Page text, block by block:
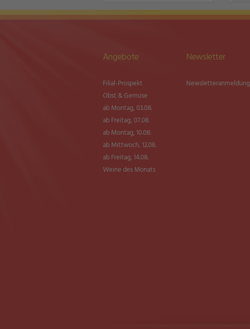
Angebote
Filial-Prospekt
Obst & Gemüse
ab Montag, 03.08.
ab Freitag, 07.08.
ab Montag, 10.08.
ab Mittwoch, 12.08.
ab Freitag, 14.08.
Weine des Monats
Newsletter
Newsletter­anmeldung